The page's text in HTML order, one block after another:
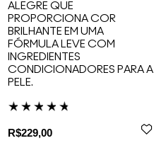
ALEGRE QUE
PROPORCIONA COR
BRILHANTE EM UMA
FÓRMULA LEVE COM
INGREDIENTES
CONDICIONADORES PARA A
PELE.
R$229,00